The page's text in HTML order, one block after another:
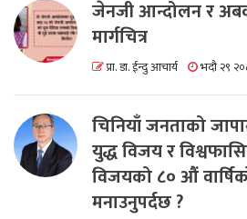
जेनजी आन्दोलन र
मार्गचित्र
प्रा. डा. ईन्दु आचार्य भदौ २९
चिनियाँ जनताको
युद्ध विजय र
विजयको ८० औं
मनाउनुपर्दछ ?